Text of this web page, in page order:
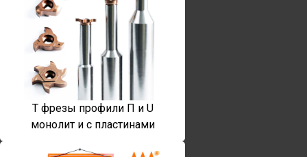
T фрезы профили П и U
монолит и с пластинами